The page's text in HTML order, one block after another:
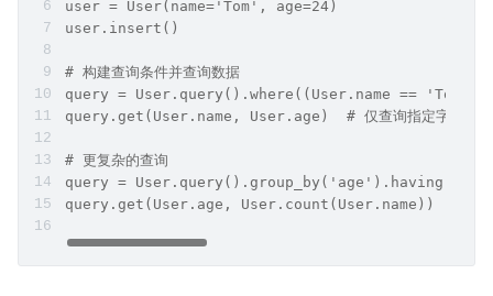
user = User(name='Tom', age=24)
user.insert()
# 构建查询条件并查询数据
query = User.query().where((User.name ==
query.get(User.name, User.age)  # 仅查询指定字段
# 更复杂的查询
query =
query.get(User.age, User.count(User.name))  # 查询年